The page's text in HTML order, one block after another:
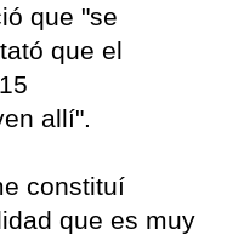
que "se
que el
allí".
constituí
que es muy